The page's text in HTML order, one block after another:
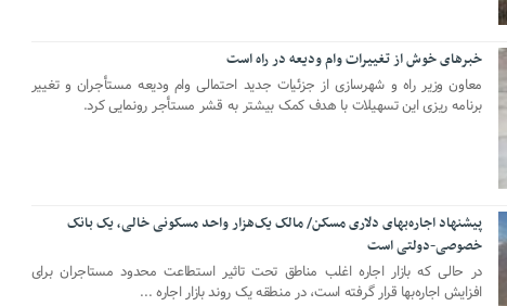
خبرهای خوش از تغییرات وام ودیعه در راه است
معاون وزیر راه و شهرسازی از جزئیات جدید احتمالی وام ودیعه مستأجران و تغییر
برنامه ریزی این تسهیلات با هدف کمک بیشتر به قشر مستأجر رونمایی کرد.
پیشنهاد اجاره‌بهای دلاری مسکن/ مالک یک‌هزار واحد مسکونی خالی، یک بانک
خصوصی-دولتی است
در حالی که بازار اجاره اغلب مناطق تحت تاثیر استطاعت محدود مستاجران برای
افزایش اجاره‌بها قرار گرفته است، در منطقه یک روند بازار اجاره ...